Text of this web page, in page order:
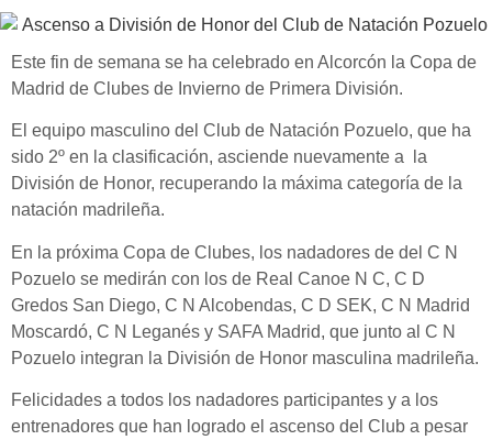
Este fin de semana se ha celebrado en Alcorcón la Copa de
Madrid de Clubes de Invierno de Primera División.
El equipo masculino del Club de Natación Pozuelo, que ha
sido 2º en la clasificación, asciende nuevamente a la
División de Honor, recuperando la máxima categoría de la
natación madrileña.
En la próxima Copa de Clubes, los nadadores de del C N
Pozuelo se medirán con los de Real Canoe N C, C D
Gredos San Diego, C N Alcobendas, C D SEK, C N Madrid
Moscardó, C N Leganés y SAFA Madrid, que junto al C N
Pozuelo integran la División de Honor masculina madrileña.
Felicidades a todos los nadadores participantes y a los
entrenadores que han logrado el ascenso del Club a pesar